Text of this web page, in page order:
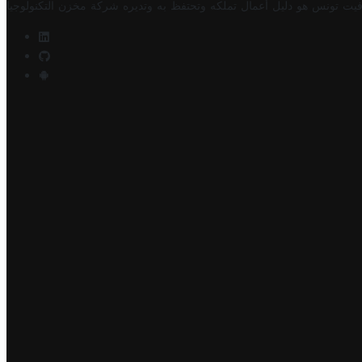
تونس هو دليل أعمال تملكه وتحتفظ به وتديره شركة مخزن التكنولوجيا